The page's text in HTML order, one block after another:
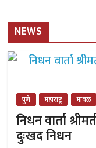
NEWS
पुणे महाराष्ट्र मावळ
निधन वार्ता
दुःखद निधन